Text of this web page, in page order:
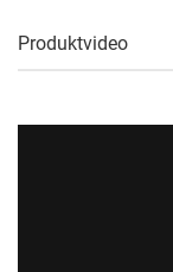
Produktvideo